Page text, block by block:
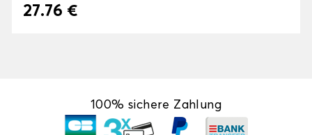
27.76 €
100% sichere Zahlung